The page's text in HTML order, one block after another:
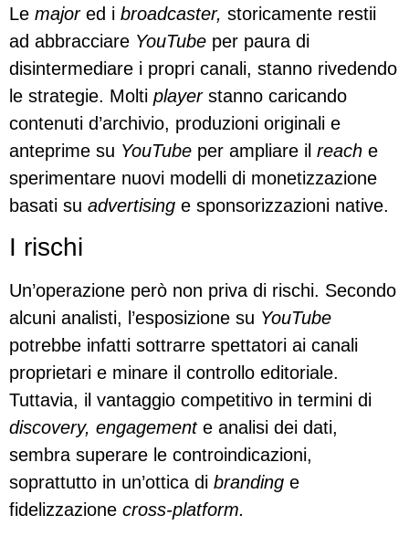
Le majored i broadcaster, storicamente restii
ad abbracciare YouTube per paura di
disintermediare i propri canali, stanno rivedendo
le strategie. Molti playerstanno caricando
contenuti d’archivio, produzioni originali e
anteprime su YouTube per ampliare il reach e
sperimentare nuovi modelli di monetizzazione
basati su advertising e sponsorizzazioni native.
I rischi
Un’operazione però non priva di rischi. Secondo
alcuni analisti, l’esposizione su YouTube
potrebbe infatti sottrarre spettatori ai canali
proprietari e minare il controllo editoriale.
Tuttavia, il vantaggio competitivo in termini di
discovery, engagemente analisi dei dati,
sembra superare le controindicazioni,
soprattutto in un’ottica di branding e
fidelizzazione cross-platform.